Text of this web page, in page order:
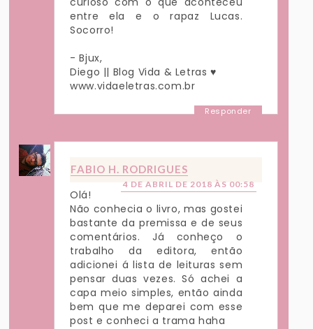
entre ela e o rapaz Lucas.
Socorro!
- Bjux,
Diego || Blog Vida & Letras ♥
www.vidaeletras.com.br
Responder
FABIO H. RODRIGUES
4 DE ABRIL DE 2018 ÀS 00:58
Olá!
Não conhecia o livro, mas gostei
bastante da premissa e de seus
comentários. Já conheço o
trabalho da editora, então
adicionei á lista de leituras sem
pensar duas vezes. Só achei a
capa meio simples, então ainda
bem que me deparei com esse
post e conheci a trama haha